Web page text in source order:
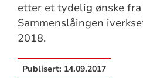
etter et tydelig ønske fra
Sammenslåingen
2018.
Publisert: 14.09.2017